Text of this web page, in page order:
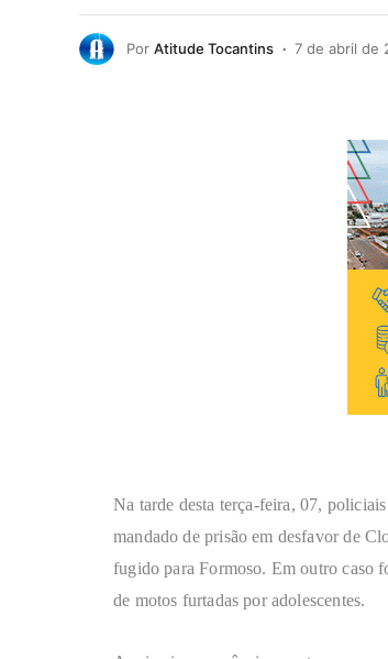
Por Atitude Tocantins 7 de abril de
Na tarde desta terça-feira, 07,
mandado de prisão em desfavor de
fugido para Formoso. Em outro caso
de motos furtadas por adolescentes.